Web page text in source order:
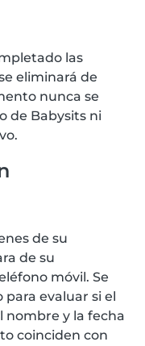
las
eliminará de
nunca se
de Babysits ni
de su
de su
móvil. Se
evaluar si el
nombre y la fecha
coinciden con